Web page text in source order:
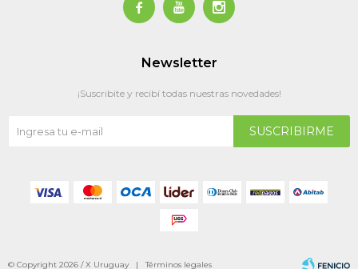
  
Newsletter
¡Suscribite y recibí todas nuestras novedades!
SUSCRIBIRME
© Copyright 2026 / X Uruguay |Términos legales